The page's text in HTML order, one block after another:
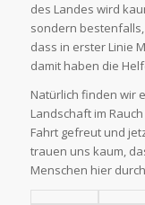
des Landes wird
sondern
dass in erster Linie
damit haben die
Natürlich finden wir
Landschaft im
Fahrt gefreut und
trauen uns kaum,
Menschen hier